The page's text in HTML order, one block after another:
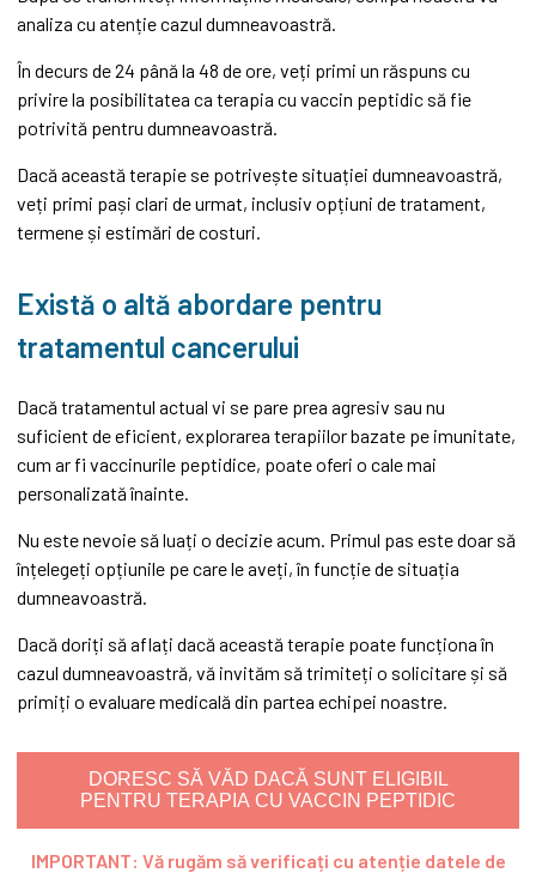
analiza cu atenție cazul dumneavoastră.
În decurs de 24 până la 48 de ore, veți primi un răspuns cu
privire la posibilitatea ca terapia cu vaccin peptidic să fie
potrivită pentru dumneavoastră.
Dacă această terapie se potrivește situației dumneavoastră,
veți primi pași clari de urmat, inclusiv opțiuni de tratament,
termene și estimări de costuri.
Există o altă abordare pentru
tratamentul cancerului
Dacă tratamentul actual vi se pare prea agresiv sau nu
suficient de eficient, explorarea terapiilor bazate pe imunitate,
cum ar fi vaccinurile peptidice, poate oferi o cale mai
personalizată înainte.
Nu este nevoie să luați o decizie acum. Primul pas este doar să
înțelegeți opțiunile pe care le aveți, în funcție de situația
dumneavoastră.
Dacă doriți să aflați dacă această terapie poate funcționa în
cazul dumneavoastră, vă invităm să trimiteți o solicitare și să
primiți o evaluare medicală din partea echipei noastre.
DORESC SĂ VĂD DACĂ SUNT ELIGIBIL
PENTRU TERAPIA CU VACCIN PEPTIDIC
IMPORTANT: Vă rugăm să verificați cu atenție datele de